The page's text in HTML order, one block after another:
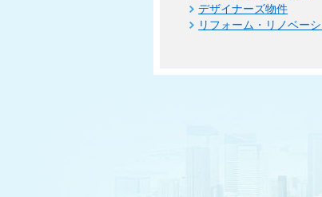
デザイナーズ物件
リフォーム・リノベー